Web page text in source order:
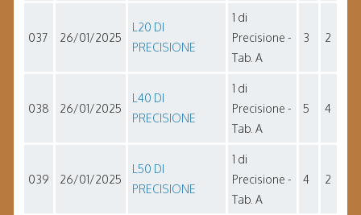
037 26/01/2025
L20 DI
PRECISIONE
1 di
Precisione -
Tab. A
3 2
038 26/01/2025
L40 DI
PRECISIONE
1 di
Precisione -
Tab. A
5 4
039 26/01/2025
L50 DI
PRECISIONE
1 di
Precisione -
Tab. A
4 2